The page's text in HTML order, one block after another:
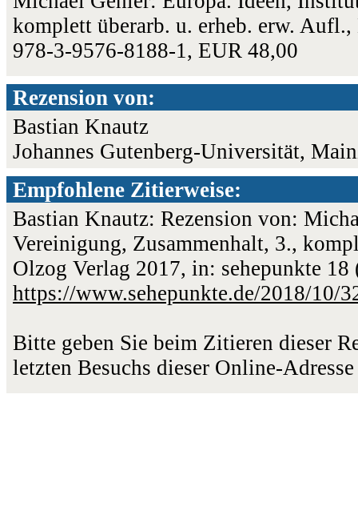
komplett überarb. u. erheb. erw.
978-3-9576-8188-1, EUR 48,00
Rezension von:
Bastian Knautz
Johannes Gutenberg-Universität,
Empfohlene Zitierweise:
Bastian Knautz: Rezension von:
Vereinigung, Zusammenhalt, 3.,
Olzog Verlag 2017, in: sehepunkte
https://www.sehepunkte.de/2018/10/
Bitte geben Sie beim Zitieren dieser
letzten Besuchs dieser Online-Adresse